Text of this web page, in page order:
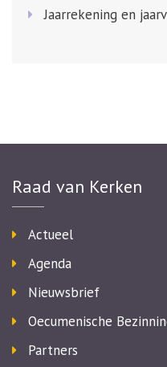
Jaarrekening en
Raad van Kerken
Actueel
Agenda
Nieuwsbrief
Oecumenische
Partners